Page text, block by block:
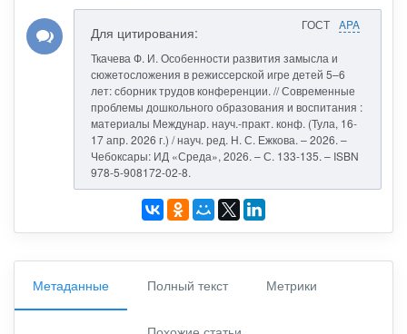
ГОСТ APA
Для цитирования:
Ткачева Ф. И. Особенности развития замысла и
сюжетосложения в режиссерской игре детей 5–6
лет: сборник трудов конференции. // Современные
проблемы дошкольного образования и воспитания :
материалы Междунар. науч.-практ. конф. (Тула, 16-
17 апр. 2026 г.) / науч. ред. Н. С. Ежкова. – 2026. –
Чебоксары: ИД «Среда», 2026. – С. 133-135. – ISBN
978-5-908172-02-8.
Метаданные Полный текст Метрики